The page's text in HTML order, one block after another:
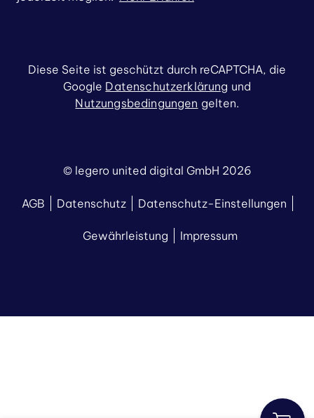
© legero united digital GmbH 2026
AGB Datenschutz Datenschutz-Einstellungen
Gewährleistung Impressum
Diese Seite ist geschützt durch reCAPTCHA, die
Google Datenschutzerklärung und
Nutzungsbedingungen gelten.